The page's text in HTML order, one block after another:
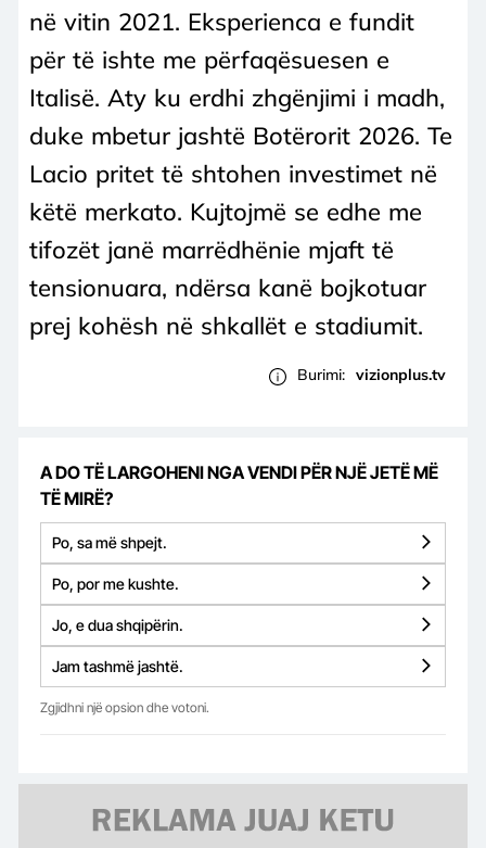
në vitin 2021. Eksperienca e fundit
për të ishte me përfaqësuesen e
Italisë. Aty ku erdhi zhgënjimi i madh,
duke mbetur jashtë Botërorit 2026. Te
Lacio pritet të shtohen investimet në
këtë merkato. Kujtojmë se edhe me
tifozët janë marrëdhënie mjaft të
tensionuara, ndërsa kanë bojkotuar
prej kohësh në shkallët e stadiumit.
Burimi: vizionplus.tv
A DO TË LARGOHENI NGA VENDI PËR NJË JETË MË
TË MIRË?
Po, sa më shpejt.
Po, por me kushte.
Jo, e dua shqipërin.
Jam tashmë jashtë.
Zgjidhni një opsion dhe votoni.